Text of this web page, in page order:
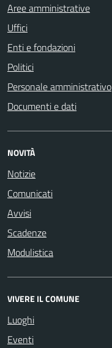
Aree amministrative
Uffici
Enti e fondazioni
Politici
Personale amministrativo
Documenti e dati
NOVITÀ
Notizie
Comunicati
Avvisi
Scadenze
Modulistica
VIVERE IL COMUNE
Luoghi
Eventi